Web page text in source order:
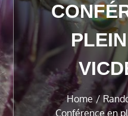
Home
Conférence en